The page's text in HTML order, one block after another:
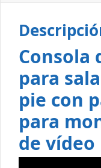
Consola
para
pie con
para
de vídeo